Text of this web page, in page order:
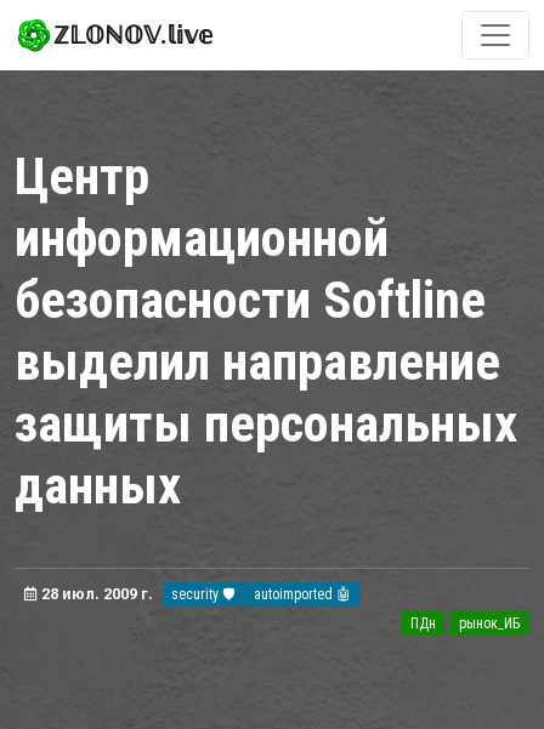
ℤ𝕃𝕆ℕ𝕆𝕍.𝕝𝕚𝕧𝕖
Центр
информационной
безопасности Softline
выделил направление
защиты персональных
данных
28 июл. 2009 г. security 🛡️
autoimported 🤖
ПДн
рынок_ИБ